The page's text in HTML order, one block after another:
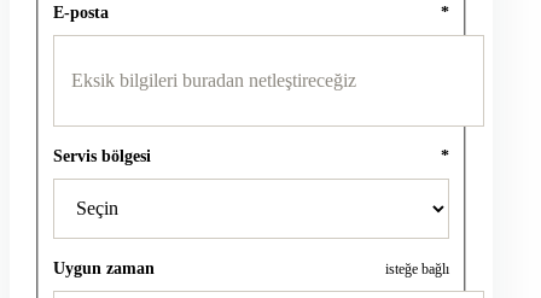
E-posta *
Servis bölgesi *
Uygun zaman isteğe bağlı